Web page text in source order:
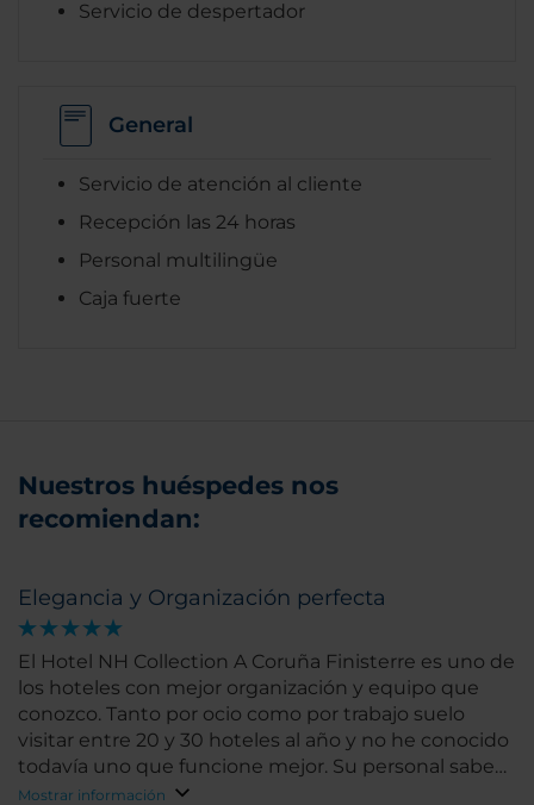
Servicio de despertador
General
Servicio de atención al cliente
Recepción las 24 horas
Personal multilingüe
Caja fuerte
Nuestros huéspedes nos
recomiendan:
Elegancia y Organización perfecta
El Hotel NH Collection A Coruña Finisterre es uno de
los hoteles con mejor organización y equipo que
conozco. Tanto por ocio como por trabajo suelo
visitar entre 20 y 30 hoteles al año y no he conocido
todavía uno que funcione mejor. Su personal sabe
perfectamente qué tiene que hacer y eso te hace la
Mostrar información